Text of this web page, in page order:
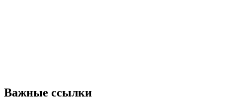
Важные ссылки